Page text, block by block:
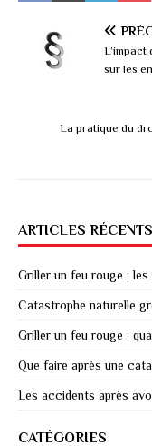
sur les
La pratique du
ARTICLES RÉCENTS
Griller un feu rouge :
Catastrophe naturelle
Griller un feu rouge :
Que faire après une
Les accidents après
CATÉGORIES